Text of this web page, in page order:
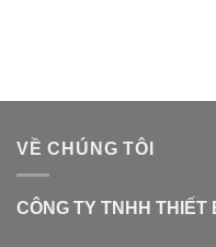
VỀ CHÚNG TÔI
CÔNG TY TNHH THIẾT